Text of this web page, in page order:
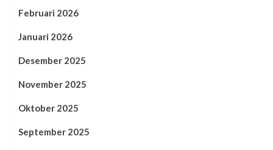
Februari 2026
Januari 2026
Desember 2025
November 2025
Oktober 2025
September 2025